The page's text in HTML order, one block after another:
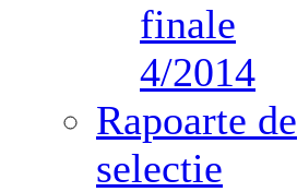
finale
4/2014
Rapoarte de
selectie